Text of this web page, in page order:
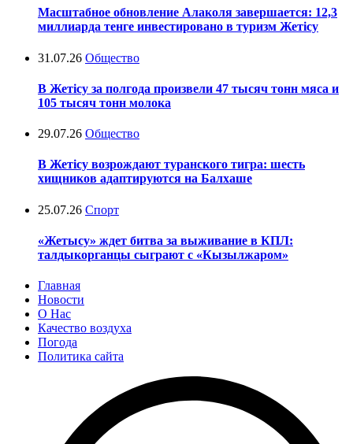
Масштабное обновление Алаколя завершается: 12,3
миллиарда тенге инвестировано в туризм Жетісу
31.07.26 Общество
В Жетісу за полгода произвели 47 тысяч тонн мяса и
105 тысяч тонн молока
29.07.26 Общество
В Жетісу возрождают туранского тигра: шесть
хищников адаптируются на Балхаше
25.07.26 Спорт
«Жетысу» ждет битва за выживание в КПЛ:
талдыкорганцы сыграют с «Кызылжаром»
Главная
Новости
О Нас
Качество воздуха
Погода
Политика сайта